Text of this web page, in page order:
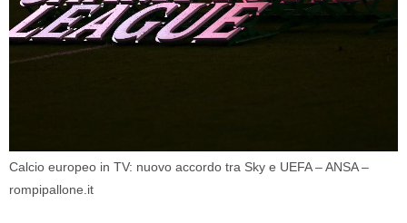
Calcio europeo in TV: nuovo accordo tra Sky e UEFA – ANSA –
rompipallone.it